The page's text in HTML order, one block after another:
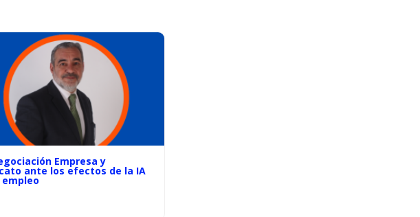
Empresa y
ante los efectos de la IA
empleo